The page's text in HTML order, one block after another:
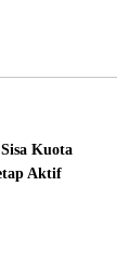
Kuota
Aktif